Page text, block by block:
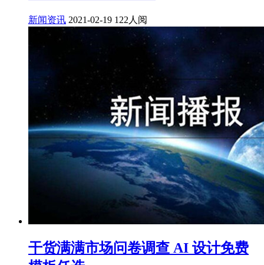
新闻资讯 2021-02-19 122人阅
干货满满市场问卷调查 AI 设计免费